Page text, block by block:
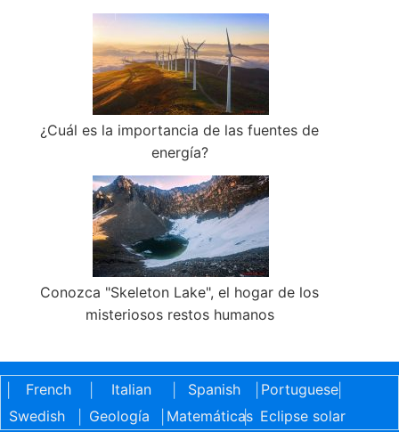
¿Cuál es la importancia de las fuentes de
energía?
Conozca "Skeleton Lake", el hogar de los
misteriosos restos humanos
French Italian Spanish Portuguese|
Swedish
Geología Matemáticas
| Eclipse solar